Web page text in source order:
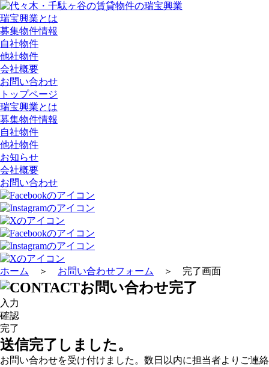
瑞宝興業とは
募集物件情報
自社物件
他社物件
会社概要
お問い合わせ
トップページ
瑞宝興業とは
募集物件情報
自社物件
他社物件
お知らせ
会社概要
お問い合わせ
ホーム ＞ お問い合わせフォーム ＞ 完了画面
お問い合わせ完了
入力
確認
完了
送信完了しました。
お問い合わせを受け付けました。数日以内に担当者よりご連絡